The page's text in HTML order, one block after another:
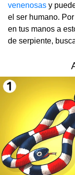
venenosas y
el ser humano.
en tus manos a
de serpiente,